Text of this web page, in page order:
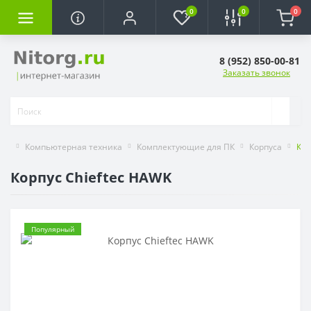
0 0 0
8 (952) 850-00-81
Заказать звонок
Компьютерная техника Комплектующие для ПК Корпуса
Корпус Chieftec HAWK
Популярный